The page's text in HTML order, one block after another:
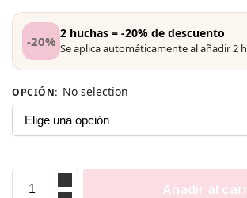
-20% 2 huchas = -20% de descuento
Se aplica automáticamente al añadir 2
OPCIÓN: No selection
Añadir al